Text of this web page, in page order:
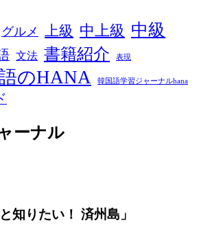
グルメ 上級 中上級 中級
文法 書籍紹介 表現
のHANA 韓国語学習ジャーナルhana
ーナル
知りたい！ 済州島」